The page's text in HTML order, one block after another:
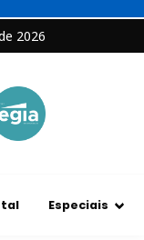
2026
tal Especiais